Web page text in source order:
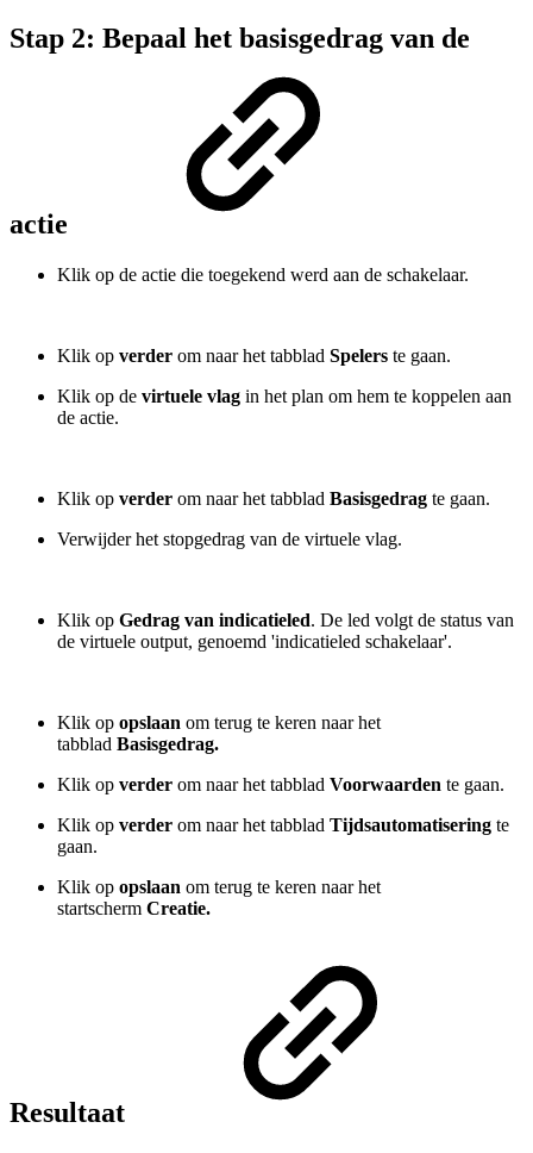
Stap 2: Bepaal het basisgedrag van de
actie
Klik op de actie die toegekend werd aan de schakelaar.
Klik op verder om naar het tabblad Spelers te gaan.
Klik op de virtuele vlag in het plan om hem te koppelen aan
de actie.
Klik op verder om naar het tabblad Basisgedrag te gaan.
Verwijder het stopgedrag van de virtuele vlag.
Klik op Gedrag van indicatieled. De led volgt de status van
de virtuele output, genoemd 'indicatieled schakelaar'.
Klik op opslaan om terug te keren naar het
tabblad Basisgedrag.
Klik op verder om naar het tabblad Voorwaarden te gaan.
Klik op verder om naar het tabblad Tijdsautomatisering te
gaan.
Klik op opslaan om terug te keren naar het
startscherm Creatie.
Resultaat